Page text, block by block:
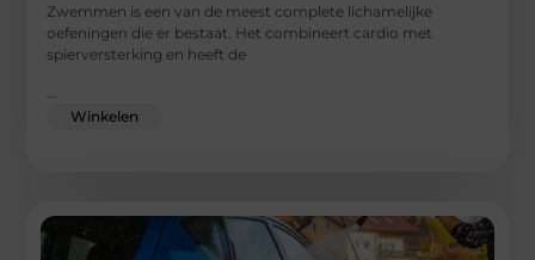
Zwemmen is een van de meest complete lichamelijke
oefeningen die er bestaat. Het combineert cardio met
spierversterking en heeft de
...
Winkelen